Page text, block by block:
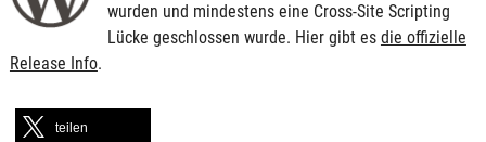
wurden und mindestens eine Cross-Site Scripting
Lücke geschlossen wurde. Hier gibt es die offizielle
Release Info.
teilen